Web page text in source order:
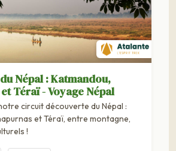
Népal : Katmandou,
Téraï - Voyage Népal
circuit découverte du Népal :
et Téraï, entre montagne,
!